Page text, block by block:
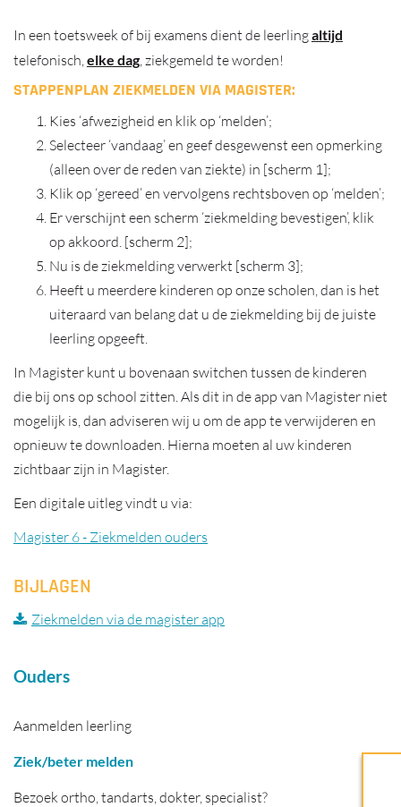
Ouders
Aanmelden leerling
Ziek/beter melden
Bezoek ortho, tandarts, dokter, specialist?
In een toetsweek of bij examens dient de leerlingaltijd
telefonisch,elke dag, ziekgemeld te worden!
STAPPENPLAN ZIEKMELDEN VIA MAGISTER:
Kies ‘afwezigheid en klik op ‘melden’;
Selecteer ‘vandaag’ en geef desgewenst een opmerking
(alleen over de reden van ziekte) in [scherm 1];
Klik op ‘gereed’ en vervolgens rechtsboven op ‘melden’;
Er verschijnt een scherm ‘ziekmelding bevestigen’, klik
op akkoord. [scherm 2];
Nu is de ziekmelding verwerkt [scherm 3];
Heeft u meerdere kinderen op onze scholen, dan is het
uiteraard van belang dat u de ziekmelding bij de juiste
leerling opgeeft.
In Magister kunt u bovenaan switchen tussen de kinderen
die bij ons op school zitten. Als dit in de app van Magister niet
mogelijk is, dan adviseren wij u om de app te verwijderen en
opnieuw te downloaden. Hierna moeten al uw kinderen
zichtbaar zijn in Magister.
Een digitale uitleg vindt u via:
Magister 6 - Ziekmelden ouders
BIJLAGEN
Ziekmelden via de magister app